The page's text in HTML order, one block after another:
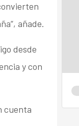
añade.
desde
y con
cuenta